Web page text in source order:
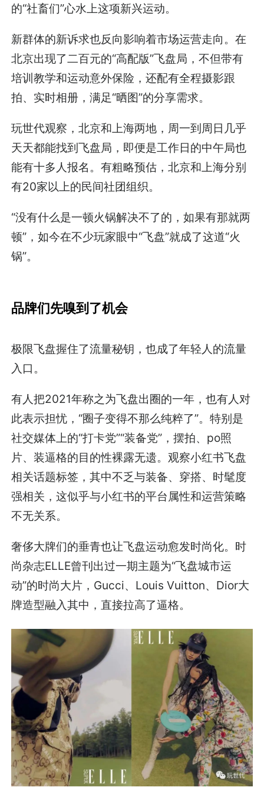
的“社畜们”心水上这项新兴运动。
新群体的新诉求也反向影响着市场运营走向。在
北京出现了二百元的“高配版”飞盘局，不但带有
培训教学和运动意外保险，还配有全程摄影跟
拍、实时相册，满足“晒图”的分享需求。
玩世代观察，北京和上海两地，周一到周日几乎
天天都能找到飞盘局，即便是工作日的中午局也
能有十多人报名。有粗略预估，北京和上海分别
有20家以上的民间社团组织。
“没有什么是一顿火锅解决不了的，如果有那就两
顿”，如今在不少玩家眼中“飞盘”就成了这道“火
锅”。
品牌们先嗅到了机会
极限飞盘握住了流量秘钥，也成了年轻人的流量
入口。
有人把2021年称之为飞盘出圈的一年，也有人对
此表示担忧，“圈子变得不那么纯粹了”。特别是
社交媒体上的“打卡党”“装备党”，摆拍、po照
片、装逼格的目的性裸露无遗。观察小红书飞盘
相关话题标签，其中不乏与装备、穿搭、时髦度
强相关，这似乎与小红书的平台属性和运营策略
不无关系。
奢侈大牌们的垂青也让飞盘运动愈发时尚化。时
尚杂志ELLE曾刊出过一期主题为“飞盘城市运
动”的时尚大片，Gucci、Louis Vuitton、Dior大
牌造型融入其中，直接拉高了逼格。